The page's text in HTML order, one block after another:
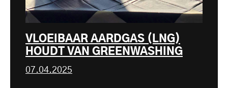
VLOEIBAAR AARDGAS (LNG)
HOUDT VAN GREENWASHING
07.04.2025